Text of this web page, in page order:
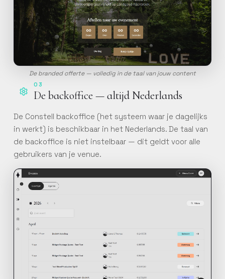
ZELFSTANDIG
Online basistraining
Doorloop stap voor stap de
EMS via onze interactieve
online training.
De branded offerte — volledig in de taal van jouw content
03
De backoffice — altijd Nederlands
De Constell backoffice (het systeem waar je dagelijks
in werkt) is beschikbaar in het Nederlands. De taal van
de backoffice is niet instelbaar — dit geldt voor alle
gebruikers van je venue.